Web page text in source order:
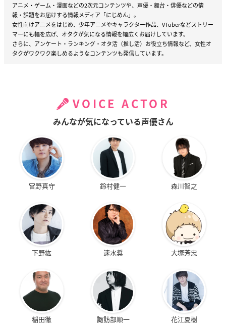
アニメ・ゲーム・漫画などの2次元コンテンツや、声優・舞台・俳優などの情
報・話題をお届けする情報メディア「にじめん」。
女性向けアニメをはじめ、少年アニメやキャラクター作品、VTuberなどストリー
マーにも幅を広げ、オタクが気になる情報を幅広くお届けしています。
さらに、アンケート・ランキング・オタ活（推し活）お役立ち情報など、女性オ
タクがワクワク楽しめるようなコンテンツも発信しています。
VOICE ACTOR
みんなが気になっている声優さん
宮野真守 鈴村健一 森川智之
下野紘 速水奨 大塚芳忠
稲田徹 諏訪部順一 花江夏樹